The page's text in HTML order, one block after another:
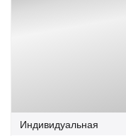
Индивидуальная